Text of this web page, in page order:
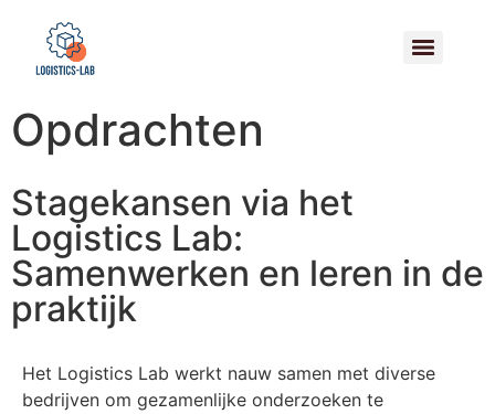
Opdrachten
Stagekansen via het
Logistics Lab:
Samenwerken en leren in de
praktijk
Het Logistics Lab werkt nauw samen met diverse
bedrijven om gezamenlijke onderzoeken te